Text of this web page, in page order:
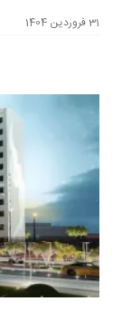
31 فروردین 1404